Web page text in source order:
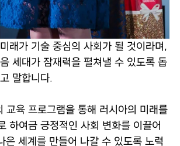
래가 기술 중심의 사회가 될 것이라며,
세대가 잠재력을 펼쳐낼 수 있도록 돕
말합니다.
교육 프로그램을 통해 러시아의 미래를
하여금 긍정적인 사회 변화를 이끌어
은 세계를 만들어 나갈 수 있도록 노력